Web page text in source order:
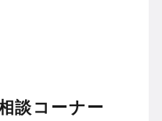
談コーナー